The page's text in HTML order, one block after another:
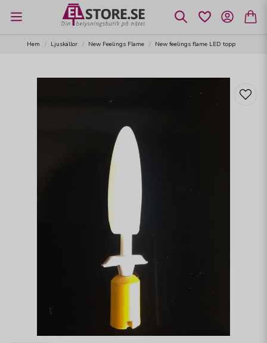
Hem Ljuskällor New Feelings Flame New feelings flame LED topp